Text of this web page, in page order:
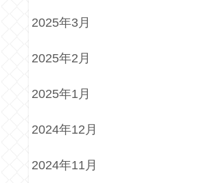
2025年3月
2025年2月
2025年1月
2024年12月
2024年11月